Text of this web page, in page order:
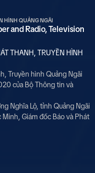
HÌNH QUẢNG NGÃI
and Radio, Television
THANH, TRUYỀN HÌNH
Truyền hình Quảng Ngãi
của Bộ Thông tin và
Nghĩa Lộ, tỉnh Quảng Ngãi
Minh, Giám đốc Báo và Phát